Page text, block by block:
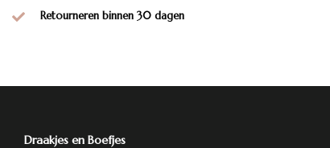
Retourneren binnen 30 dagen
Draakjes en Boefjes